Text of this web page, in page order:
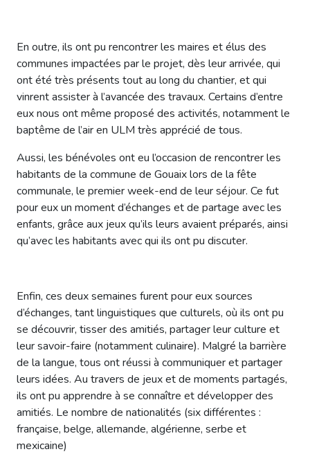
En outre, ils ont pu rencontrer les maires et élus des
communes impactées par le projet, dès leur arrivée, qui
ont été très présents tout au long du chantier, et qui
vinrent assister à l’avancée des travaux. Certains d’entre
eux nous ont même proposé des activités, notamment le
baptême de l’air en ULM très apprécié de tous.
Aussi, les bénévoles ont eu l’occasion de rencontrer les
habitants de la commune de Gouaix lors de la fête
communale, le premier week-end de leur séjour. Ce fut
pour eux un moment d’échanges et de partage avec les
enfants, grâce aux jeux qu’ils leurs avaient préparés, ainsi
qu’avec les habitants avec qui ils ont pu discuter.
Enfin, ces deux semaines furent pour eux sources
d’échanges, tant linguistiques que culturels, où ils ont pu
se découvrir, tisser des amitiés, partager leur culture et
leur savoir-faire (notamment culinaire). Malgré la barrière
de la langue, tous ont réussi à communiquer et partager
leurs idées. Au travers de jeux et de moments partagés,
ils ont pu apprendre à se connaître et développer des
amitiés. Le nombre de nationalités (six différentes :
française, belge, allemande, algérienne, serbe et
mexicaine)